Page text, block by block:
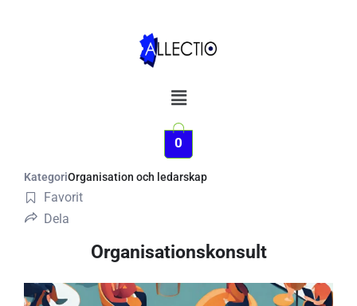
Meny
0
KategoriOrganisation och ledarskap
Favorit
Dela
Organisationskonsult